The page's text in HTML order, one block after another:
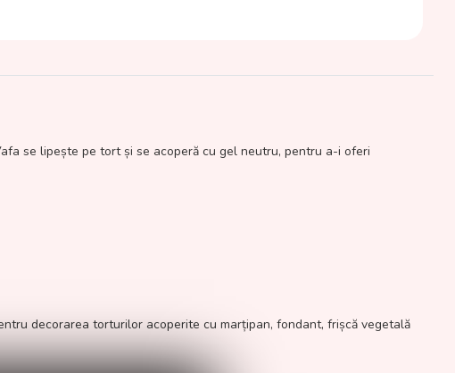
se lipește pe tort și se acoperă cu gel neutru, pentru a-i oferi
decorarea torturilor acoperite cu marțipan, fondant, frișcă vegetală